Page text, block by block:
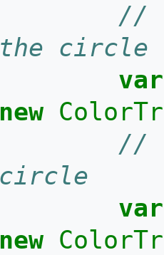
//
the circle
var
new
//
circle
var
new